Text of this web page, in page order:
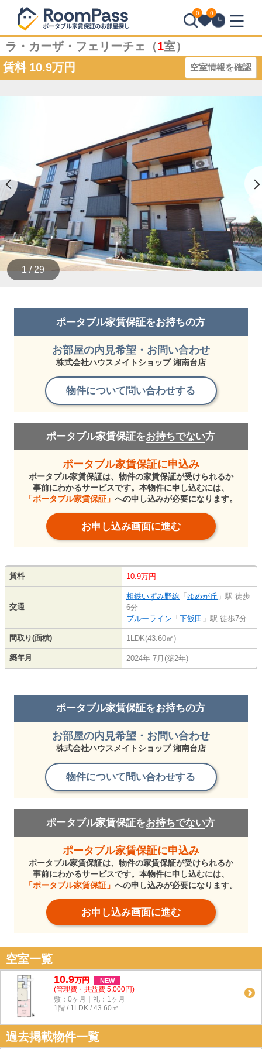
0 0
ラ・カーザ・フェリーチェ（1室）
賃料 10.9万円 空室情報を確認
1 / 29
ポータブル家賃保証をお持ちの方
お部屋の内見希望・お問い合わせ
株式会社ハウスメイトショップ 湘南台店
物件について問い合わせする
ポータブル家賃保証をお持ちでない方
ポータブル家賃保証に申込み
ポータブル家賃保証は、物件の家賃保証が受けられるか
事前にわかるサービスです。本物件に申し込むには、
「ポータブル家賃保証」 への申し込みが必要になります。
お申し込み画面に進む
賃料 10.9万円
交通
相鉄いずみ野線 「ゆめが丘 」駅 徒歩
6分
ブルーライン 「下飯田 」駅 徒歩7分
間取り(面積) 1LDK(43.60㎡)
築年月 2024年 7月(築2年)
ポータブル家賃保証をお持ちの方
お部屋の内見希望・お問い合わせ
株式会社ハウスメイトショップ 湘南台店
物件について問い合わせする
ポータブル家賃保証をお持ちでない方
ポータブル家賃保証に申込み
ポータブル家賃保証は、物件の家賃保証が受けられるか
事前にわかるサービスです。本物件に申し込むには、
「ポータブル家賃保証」 への申し込みが必要になります。
お申し込み画面に進む
空室一覧
10.9万円 NEW
(管理費・共益費 5,000円)
敷：0ヶ月｜礼：1ヶ月
1階 / 1LDK / 43.60㎡
過去掲載物件一覧